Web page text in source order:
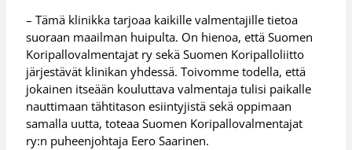
– Tämä klinikka tarjoaa kaikille valmentajille tietoa
suoraan maailman huipulta. On hienoa, että Suomen
Koripallovalmentajat ry sekä Suomen Koripalloliitto
järjestävät klinikan yhdessä. Toivomme todella, että
jokainen itseään kouluttava valmentaja tulisi paikalle
nauttimaan tähtitason esiintyjistä sekä oppimaan
samalla uutta, toteaa Suomen Koripallovalmentajat
ry:n puheenjohtaja Eero Saarinen.